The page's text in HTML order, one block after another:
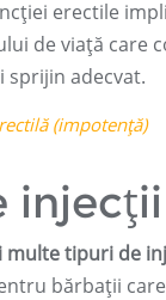
erectile
de viață care
adecvat.
(impotență)
multe tipuri de
bărbații